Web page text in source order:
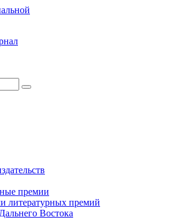
премии
литературных премий
Востока